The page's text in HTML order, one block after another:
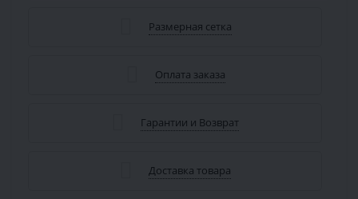
Размерная сетка
Оплата заказа
Гарантии и Возврат
Доставка товара